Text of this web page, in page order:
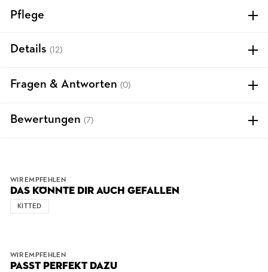
Pflege
Details (12)
Fragen & Antworten (0)
Bewertungen (7)
WIR EMPFEHLEN
DAS KÖNNTE DIR AUCH GEFALLEN
KITTED
WIR EMPFEHLEN
PASST PERFEKT DAZU